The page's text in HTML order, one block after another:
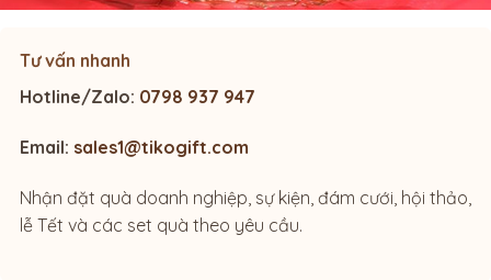
Tư vấn nhanh
Hotline/Zalo: 0798 937 947
Email: sales1@tikogift.com
Nhận đặt quà doanh nghiệp, sự kiện, đám cưới, hội thảo,
lễ Tết và các set quà theo yêu cầu.